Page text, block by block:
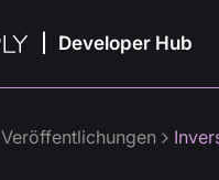
Developer Hub
Veröffentlichungen